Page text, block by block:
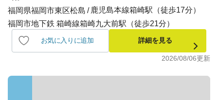
福岡県福岡市東区松島
鹿児島本線箱崎駅（徒歩17分）
福岡市地下鉄 箱崎線箱崎九大前駅（徒歩21分）
お気に入りに追加 詳細を見る
2026/08/06更新